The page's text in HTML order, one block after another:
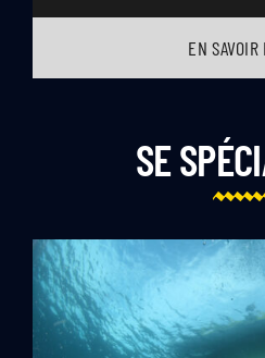
SE
EN SAVOIR